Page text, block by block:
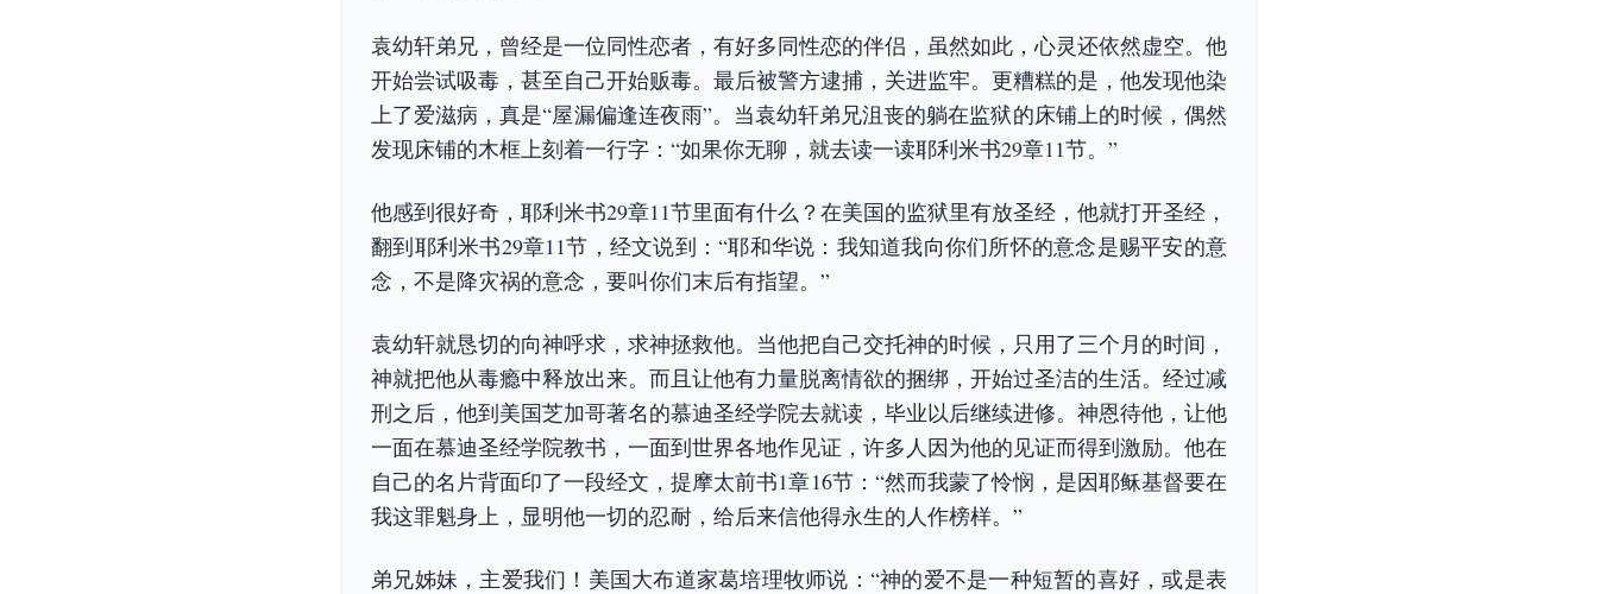
袁幼轩弟兄，曾经是一位同性恋者，有好多同性恋的伴侣，虽然如此，心灵还依然虚空。他
开始尝试吸毒，甚至自己开始贩毒。最后被警方逮捕，关进监牢。更糟糕的是，他发现他染
上了爱滋病，真是“屋漏偏逢连夜雨”。当袁幼轩弟兄沮丧的躺在监狱的床铺上的时候，偶然
发现床铺的木框上刻着一行字：“如果你无聊，就去读一读耶利米书29章11节。”
他感到很好奇，耶利米书29章11节里面有什么？在美国的监狱里有放圣经，他就打开圣经，
翻到耶利米书29章11节，经文说到：“耶和华说：我知道我向你们所怀的意念是赐平安的意
念，不是降灾祸的意念，要叫你们末后有指望。”
袁幼轩就恳切的向神呼求，求神拯救他。当他把自己交托神的时候，只用了三个月的时间，
神就把他从毒瘾中释放出来。而且让他有力量脱离情欲的捆绑，开始过圣洁的生活。经过减
刑之后，他到美国芝加哥著名的慕迪圣经学院去就读，毕业以后继续进修。神恩待他，让他
一面在慕迪圣经学院教书，一面到世界各地作见证，许多人因为他的见证而得到激励。他在
自己的名片背面印了一段经文，提摩太前书1章16节：“然而我蒙了怜悯，是因耶稣基督要在
我这罪魁身上，显明他一切的忍耐，给后来信他得永生的人作榜样。”
弟兄姊妹，主爱我们！美国大布道家葛培理牧师说：“神的爱不是一种短暂的喜好，或是表